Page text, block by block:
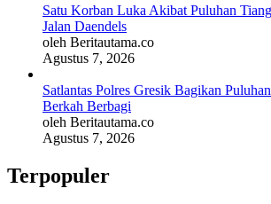
Satu Korban Luka Akibat Puluhan
Jalan Daendels
oleh Beritautama.co
Agustus 7, 2026
Satlantas Polres Gresik Bagikan
Berkah Berbagi
oleh Beritautama.co
Agustus 7, 2026
Terpopuler